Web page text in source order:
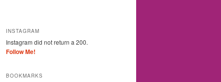
INSTAGRAM
Instagram did not return a 200.
Follow Me!
BOOKMARKS